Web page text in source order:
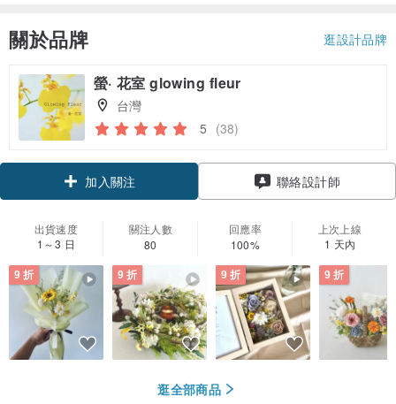
關於品牌 逛設計品牌
螢· 花室 glowing fleur
台灣
5 (38)
加入關注
聯絡設計師
出貨速度
1～3 日
關注人數
80
回應率
100%
上次上線
1 天內
9 折 9 折 9 折 9 折
逛全部商品